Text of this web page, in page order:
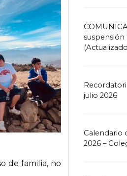
de familia, no
suspensión
julio 2026
Calendario
2026 –